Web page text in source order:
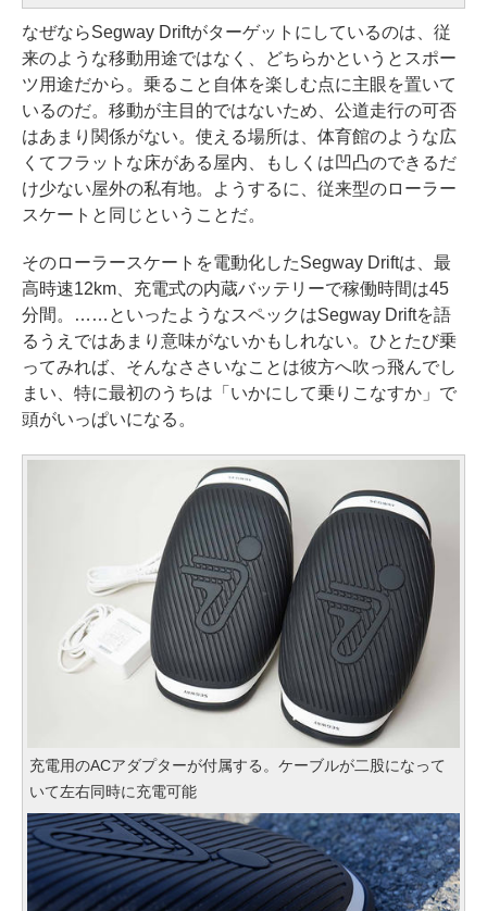
なぜならSegway Driftがターゲットにしているのは、従
来のような移動用途ではなく、どちらかというとスポー
ツ用途だから。乗ること自体を楽しむ点に主眼を置いて
いるのだ。移動が主目的ではないため、公道走行の可否
はあまり関係がない。使える場所は、体育館のような広
くてフラットな床がある屋内、もしくは凹凸のできるだ
け少ない屋外の私有地。ようするに、従来型のローラー
スケートと同じということだ。
そのローラースケートを電動化したSegway Driftは、最
高時速12km、充電式の内蔵バッテリーで稼働時間は45
分間。……といったようなスペックはSegway Driftを語
るうえではあまり意味がないかもしれない。ひとたび乗
ってみれば、そんなささいなことは彼方へ吹っ飛んでし
まい、特に最初のうちは「いかにして乗りこなすか」で
頭がいっぱいになる。
充電用のACアダプターが付属する。ケーブルが二股になって
いて左右同時に充電可能